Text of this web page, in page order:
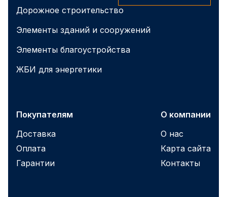
Дорожное строительство
Элементы зданий и сооружений
Элементы благоустройства
ЖБИ для энергетики
Покупателям
Доставка
Оплата
Гарантии
О компании
О нас
Карта сайта
Контакты